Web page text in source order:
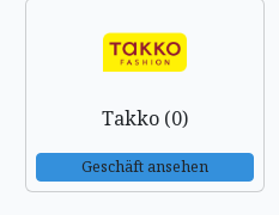
Takko (0)
Geschäft ansehen